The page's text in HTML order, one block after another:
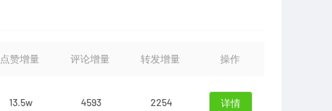
点赞增量 评论增量 转发增量 操作
13.5w 4593 2254 详情